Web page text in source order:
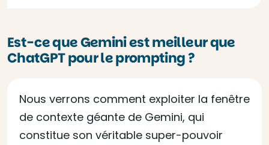
Est-ce que Gemini est meilleur que
ChatGPT pour le prompting ?
Nous verrons comment exploiter la fenêtre
de contexte géante de Gemini, qui
constitue son véritable super-pouvoir